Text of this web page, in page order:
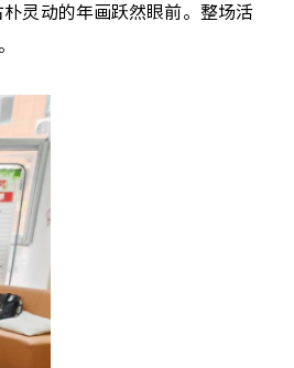
灵动的年画跃然眼前。整场活